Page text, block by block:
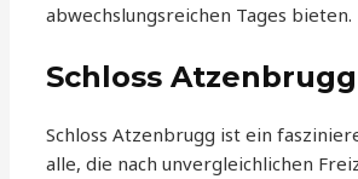
abwechslungsreichen Tages bieten.
Schloss Atzenbrugg
Schloss Atzenbrugg ist ein
alle, die nach unvergleichlichen